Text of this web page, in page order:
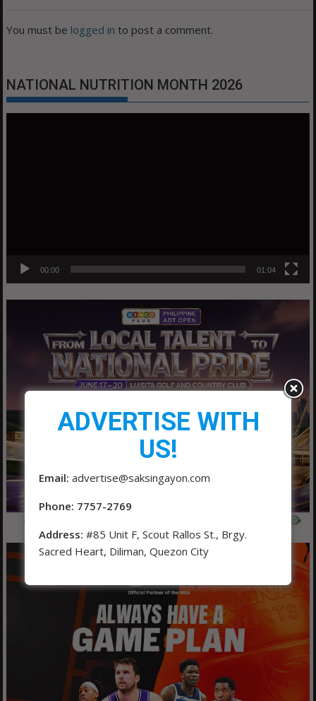
You must be logged in to post a comment.
NATIONAL NUTRITION MONTH 2026
00:00 01:04
ADVERTISE WITH
US!
Email: advertise@saksingayon.com
Phone: 7757-2769
Address: #85 Unit F, Scout Rallos St., Brgy.
Sacred Heart, Diliman, Quezon City